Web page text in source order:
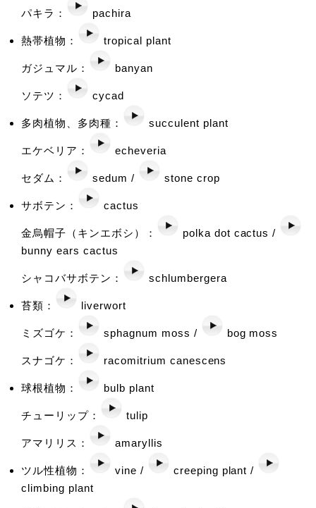
パキラ： pachira
熱帯植物： tropical plant
ガジュマル： banyan
ソテツ： cycad
多肉植物、多肉種： succulent plant
エケベリア： echeveria
セダム： sedum / stone crop
サボテン： cactus
金烏帽子（キンエボシ）：
polka dot cactus /
bunny ears cactus
シャコバサボテン： schlumbergera
苔類： liverwort
ミズゴケ： sphagnum moss / bog moss
スナゴケ： racomitrium canescens
球根植物： bulb plant
チューリップ： tulip
アマリリス： amaryllis
ツル性植物： vine /
creeping plant /
climbing plant